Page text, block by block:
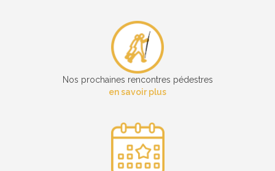
Nos prochaines rencontres pédestres
en savoir plus